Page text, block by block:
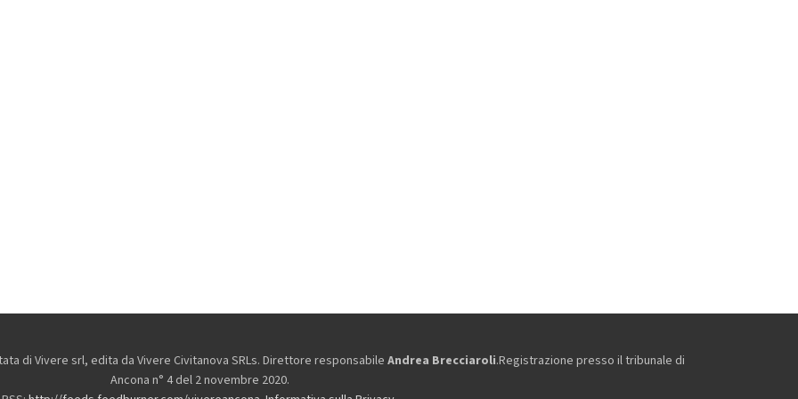
di Vivere srl, edita da Vivere Civitanova SRLs. Direttore responsabile Andrea Brecciaroli.Registrazione presso il tribunale di
Ancona n° 4 del 2 novembre 2020.